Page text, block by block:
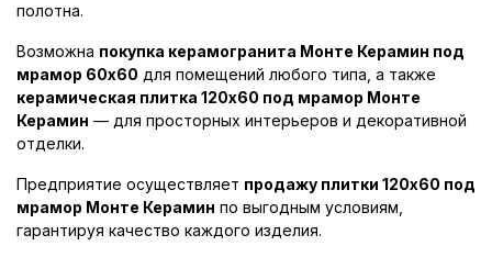
полотна.
Возможна покупка керамогранита Монте Керамин под
мрамор 60x60 для помещений любого типа, а также
керамическая плитка 120x60 под мрамор Монте
Керамин — для просторных интерьеров и декоративной
отделки.
Предприятие осуществляет продажу плитки 120x60 под
мрамор Монте Керамин по выгодным условиям,
гарантируя качество каждого изделия.